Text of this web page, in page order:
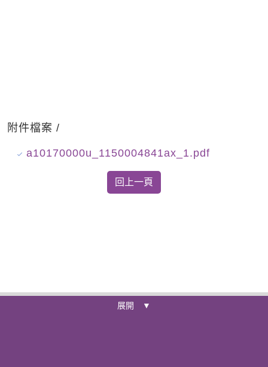
附件檔案 /
a10170000u_1150004841ax_1.pdf
展開 ▼